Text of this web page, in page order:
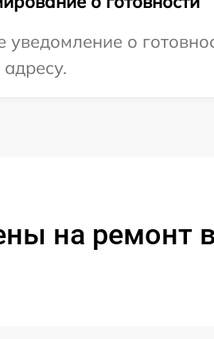
уведомление о
на ремонт